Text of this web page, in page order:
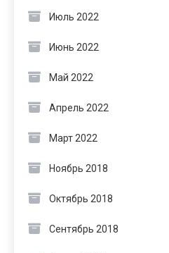
Июль 2022
Июнь 2022
Май 2022
Апрель 2022
Март 2022
Ноябрь 2018
Октябрь 2018
Сентябрь 2018